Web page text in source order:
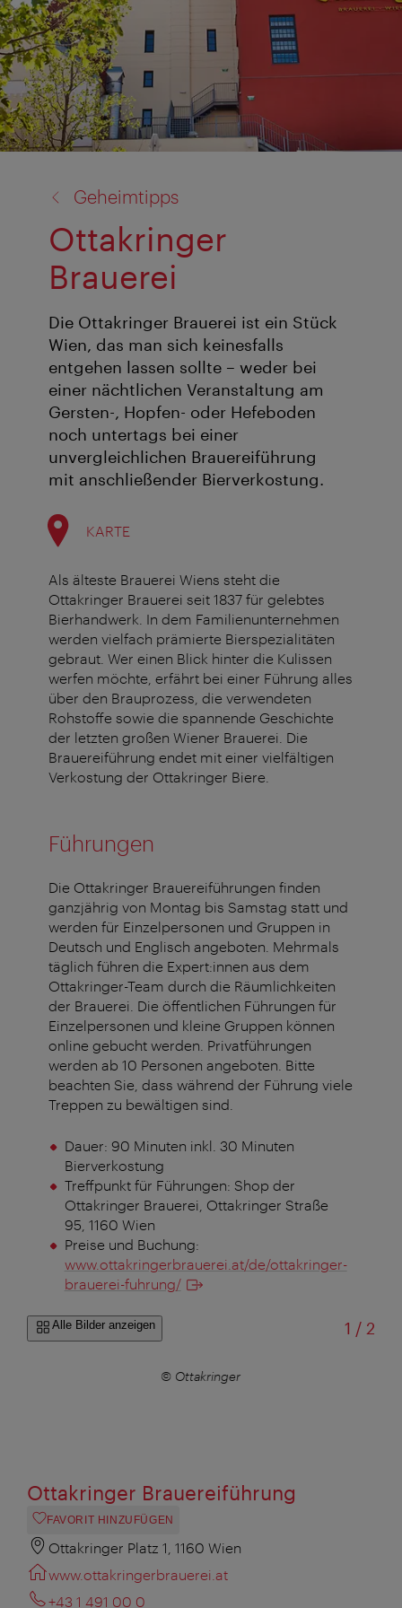
Geheimtipps
Ottakringer
Brauerei
Die Ottakringer Brauerei ist ein Stück
Wien, das man sich keinesfalls
entgehen lassen sollte – weder bei
einer nächtlichen Veranstaltung am
Gersten-, Hopfen- oder Hefeboden
noch untertags bei einer
unvergleichlichen Brauereiführung
mit anschließender Bierverkostung.
KARTE
Als älteste Brauerei Wiens steht die
Ottakringer Brauerei seit 1837 für gelebtes
Bierhandwerk. In dem Familienunternehmen
werden vielfach prämierte Bierspezialitäten
gebraut. Wer einen Blick hinter die Kulissen
werfen möchte, erfährt bei einer Führung alles
über den Brauprozess, die verwendeten
Rohstoffe sowie die spannende Geschichte
der letzten großen Wiener Brauerei. Die
Brauereiführung endet mit einer vielfältigen
Verkostung der Ottakringer Biere.
Führungen
Die Ottakringer Brauereiführungen finden
ganzjährig von Montag bis Samstag statt und
werden für Einzelpersonen und Gruppen in
Deutsch und Englisch angeboten. Mehrmals
täglich führen die Expert:innen aus dem
Ottakringer-Team durch die Räumlichkeiten
der Brauerei. Die öffentlichen Führungen für
Einzelpersonen und kleine Gruppen können
online gebucht werden. Privatführungen
werden ab 10 Personen angeboten. Bitte
beachten Sie, dass während der Führung viele
Treppen zu bewältigen sind.
Dauer: 90 Minuten inkl. 30 Minuten
Bierverkostung
Treffpunkt für Führungen: Shop der
Ottakringer Brauerei, Ottakringer Straße
95, 1160 Wien
Preise und Buchung:
www.ottakringerbrauerei.at/de/ottakringer-
brauerei-fuhrung/
Alle Bilder anzeigen 1 /von
2
© Ottakringer
Ottakringer Brauereiführung
FAVORIT HINZUFÜGEN
Ottakringer Platz 1, 1160 Wien
www.ottakringerbrauerei.at
+43 1 491 00 0